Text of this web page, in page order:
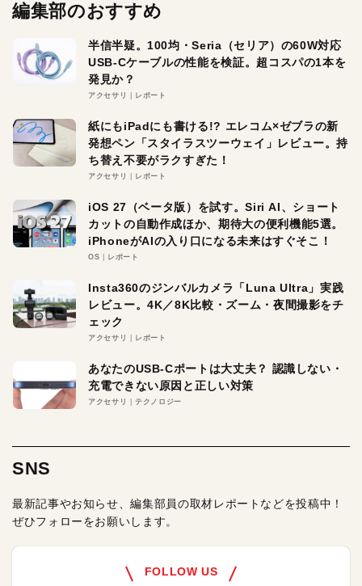
編集部のおすすめ
半信半疑。100均・Seria（セリア）の60W対応
USB-Cケーブルの性能を検証。超コスパの1本を
発見か？
アクセサリ レポート
紙にもiPadにも書ける!? エレコム×ゼブラの新
発想ペン「スタイラスツーウェイ」レビュー。持
ち替え不要がラクすぎた！
アクセサリ レポート
iOS 27（ベータ版）を試す。Siri AI、ショート
カットの自動作成ほか、期待大の便利機能5選。
iPhoneがAIの入り口になる未来はすぐそこ！
OS レポート
Insta360のジンバルカメラ「Luna Ultra」実践
レビュー。4K／8K比較・ズーム・夜間撮影をチ
ェック
アクセサリ レポート
あなたのUSB-Cポートは大丈夫？ 認識しない・
充電できない原因と正しい対策
アクセサリ テクノロジー
SNS
最新記事やお知らせ、編集部員の取材レポートなどを投稿中！
ぜひフォローをお願いします。
FOLLOW US